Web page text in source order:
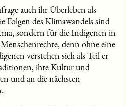
auch ihr Überleben als
Folgen des Klimawandels sind
sondern für die Indigenen in
denn ohne eine
verstehen sich als Teil er
ihre Kultur und
und an die nächsten